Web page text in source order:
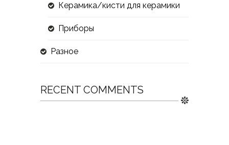
Керамика/кисти для керамики
Приборы
Разное
RECENT COMMENTS